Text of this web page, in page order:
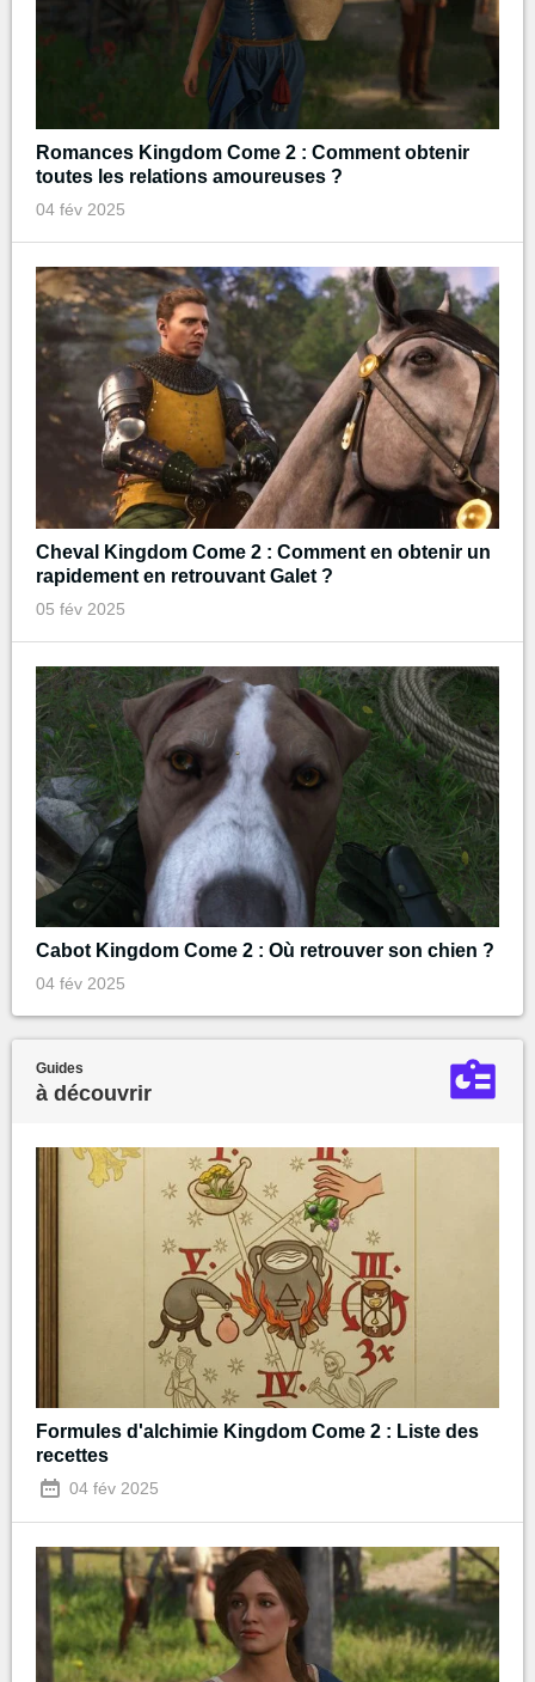
Romances Kingdom Come 2 : Comment obtenir
toutes les relations amoureuses ?
04 fév 2025
Cheval Kingdom Come 2 : Comment en obtenir un
rapidement en retrouvant Galet ?
05 fév 2025
Cabot Kingdom Come 2 : Où retrouver son chien ?
04 fév 2025
Guides
à découvrir
Formules d'alchimie Kingdom Come 2 : Liste des
recettes
04 fév 2025